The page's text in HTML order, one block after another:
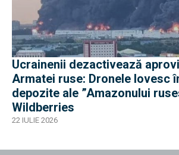
Ucrainenii dezactivează
Armatei ruse: Dronele lovesc
depozite ale ”Amazonului
Wildberries
22 IULIE 2026